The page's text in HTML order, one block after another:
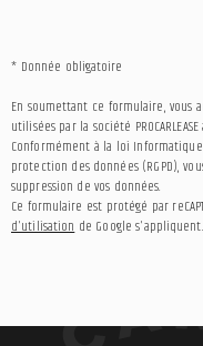
* Donnée obligatoire
En soumettant ce formulaire, vous
utilisées par la société
Conformément à la loi
protection des données (RGPD),
suppression de vos données.
Ce formulaire est protégé par
d'utilisation de Google s'appliquent.